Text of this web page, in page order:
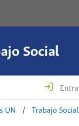
Social
UN /
Trabajo Social